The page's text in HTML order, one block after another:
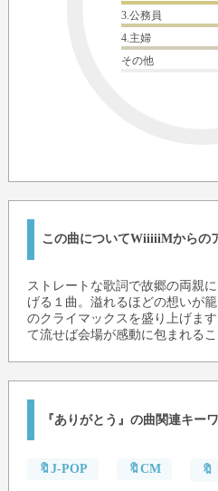
3.公務員
4.主婦
その他
この曲についてWiiiiiMからの
ストレートな歌詞で故郷の両親
げる１曲。溢れるほどの想いが
のクライマックスを盛り上げま
て流せば会場が感動に包まれるこ
『ありがとう』の曲関連キー
🔖J-POP 🔖CM 🔖